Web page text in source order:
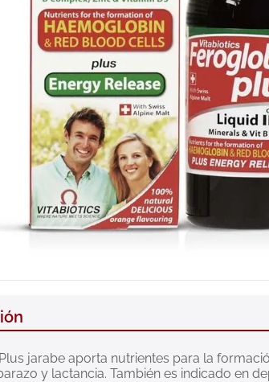
jarabe aporta nutrientes para la
y lactancia. También es indicado en
9. nivea
10.pañales